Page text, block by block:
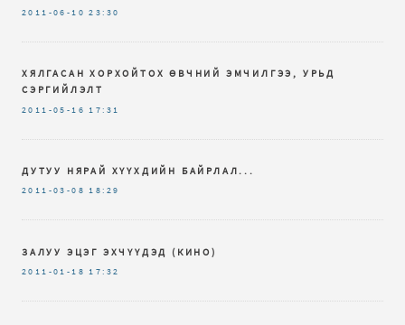
2011-06-10 23:30
ХЯЛГАСАН ХОРХОЙТОХ ӨВЧНИЙ ЭМЧИЛГЭЭ, УРЬД
СЭРГИЙЛЭЛТ
2011-05-16 17:31
ДУТУУ НЯРАЙ ХҮҮХДИЙН БАЙРЛАЛ...
2011-03-08 18:29
ЗАЛУУ ЭЦЭГ ЭХЧҮҮДЭД (КИНО)
2011-01-18 17:32